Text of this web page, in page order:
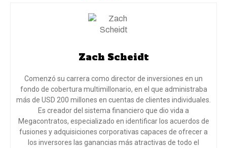
Zach Scheidt
Comenzó su carrera como director de inversiones en un
fondo de cobertura multimillonario, en el que administraba
más de USD 200 millones en cuentas de clientes individuales.
Es creador del sistema financiero que dio vida a
Megacontratos, especializado en identificar los acuerdos de
fusiones y adquisiciones corporativas capaces de ofrecer a
los inversores las ganancias más atractivas de todo el